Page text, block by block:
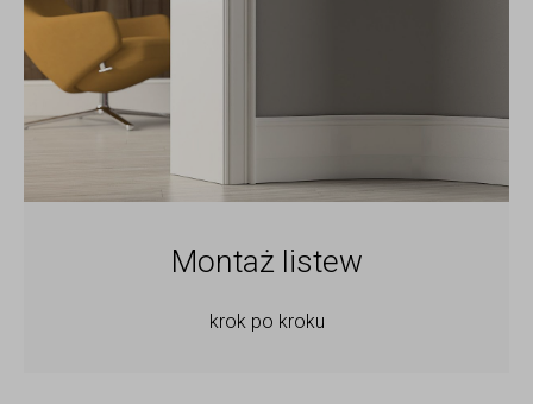
Montaż listew
krok po kroku